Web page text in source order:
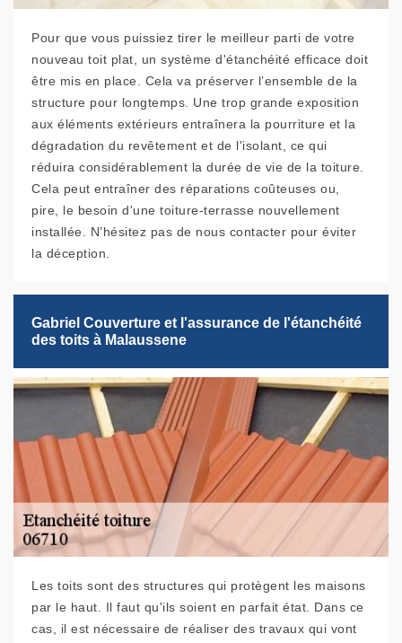
Pour que vous puissiez tirer le meilleur parti de votre
nouveau toit plat, un système d'étanchéité efficace doit
être mis en place. Cela va préserver l’ensemble de la
structure pour longtemps. Une trop grande exposition
aux éléments extérieurs entraînera la pourriture et la
dégradation du revêtement et de l'isolant, ce qui
réduira considérablement la durée de vie de la toiture.
Cela peut entraîner des réparations coûteuses ou,
pire, le besoin d'une toiture-terrasse nouvellement
installée. N’hésitez pas de nous contacter pour éviter
la déception.
Gabriel Couverture et l'assurance de l'étanchéité
des toits à Malaussene
Les toits sont des structures qui protègent les maisons
par le haut. Il faut qu'ils soient en parfait état. Dans ce
cas, il est nécessaire de réaliser des travaux qui vont